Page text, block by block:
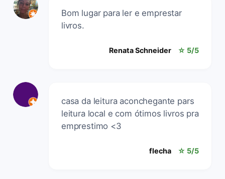
Bom lugar para ler e emprestar
livros.
Renata Schneider ☆ 5/5
casa da leitura aconchegante pars
leitura local e com ótimos livros pra
emprestimo <3
flecha ☆ 5/5